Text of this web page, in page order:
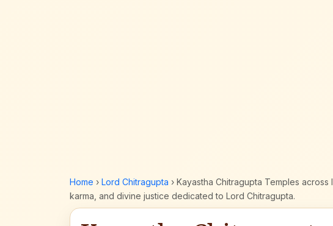
Home › Lord Chitragupta › Kayastha Chitragupta Temples
karma, and divine justice dedicated to Lord Chitragupta.